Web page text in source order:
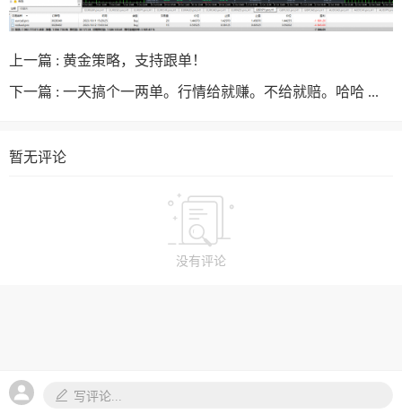
上一篇 : 黄金策略，支持跟单！
下一篇 : 一天搞个一两单。行情给就赚。不给就赔。哈哈 ...
暂无评论
没有评论
写评论...